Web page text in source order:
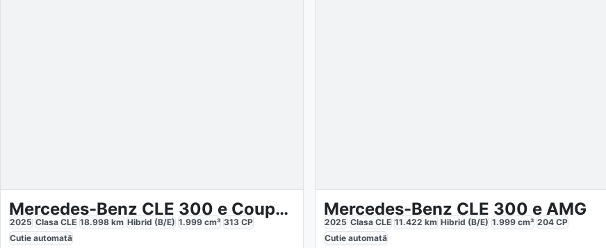
Mercedes-Benz CLE 300 e Coupé AMG EDITION White AHK
2025 Clasa CLE 18.998 km Hibrid (B/E) 1.999 cm³ 313 CP
Cutie automată
Mercedes-Benz CLE 300 e AMG
2025 Clasa CLE 11.422 km Hibrid (B/E) 1.999 cm³ 204 CP
Cutieautomată